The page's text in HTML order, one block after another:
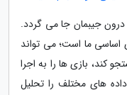
درون جیبمان جا می گردد.
اساسی ما است؛ می تواند
کند، بازی ها را به اجرا
های مختلف را تحلیل